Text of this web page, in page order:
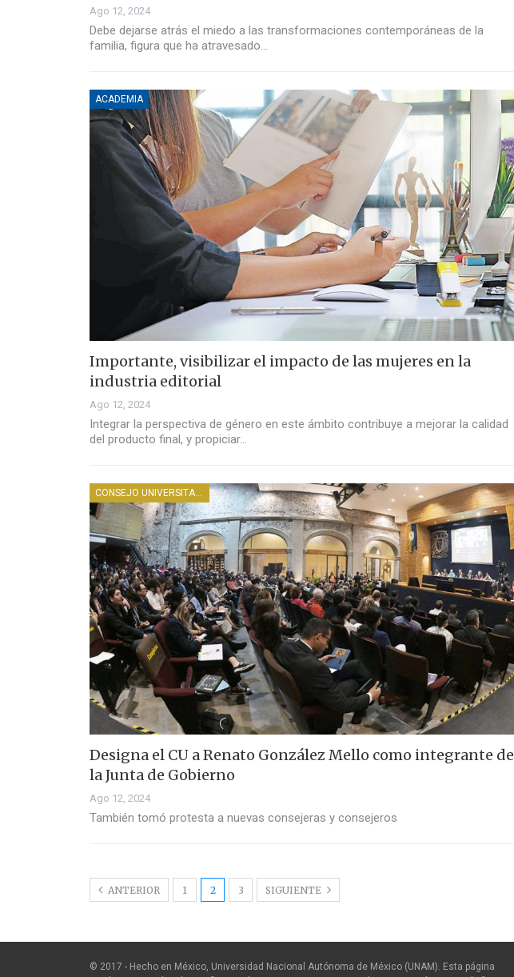
Ago 12, 2024
Debe dejarse atrás el miedo a las transformaciones contemporáneas de la
familia, figura que ha atravesado…
ACADEMIA
Importante, visibilizar el impacto de las mujeres en la
industria editorial
Ago 12, 2024
Integrar la perspectiva de género en este ámbito contribuye a mejorar la calidad
del producto final, y propiciar…
CONSEJO UNIVERSITARIO
Designa el CU a Renato González Mello como integrante de
la Junta de Gobierno
Ago 12, 2024
También tomó protesta a nuevas consejeras y consejeros
ANTERIOR 1 2 3 SIGUIENTE
© 2017 - Hecho en México, Universidad Nacional Autónoma de México (UNAM). Esta página